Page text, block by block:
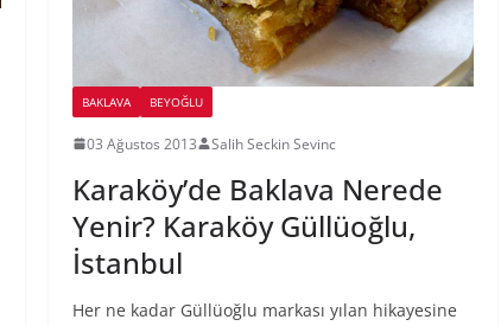
BAKLAVA BEYOĞLU
03 Ağustos 2013 Salih Seckin Sevinc
Karaköy’de Baklava Nerede
Yenir? Karaköy Güllüoğlu,
İstanbul
Her ne kadar Güllüoğlu markası yılan hikayesine